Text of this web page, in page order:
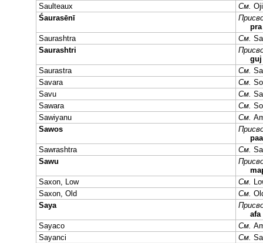
Saulteaux
См.
Śaurasēnī
pra
Saurashtra
См.
Saurashtri
Saurastra
См.
Savara
См.
Savu
См.
Sawara
См.
Sawiyanu
См.
Sawos
paa
Sawrashtra
См.
Sawu
Saxon, Low
См.
Saxon, Old
См.
Saya
afa
Sayaco
См.
Sayanci
См.